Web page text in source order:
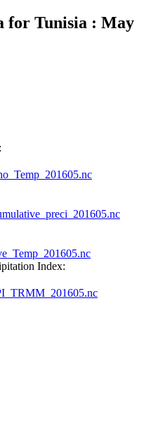
for Tunisia : May
Index: